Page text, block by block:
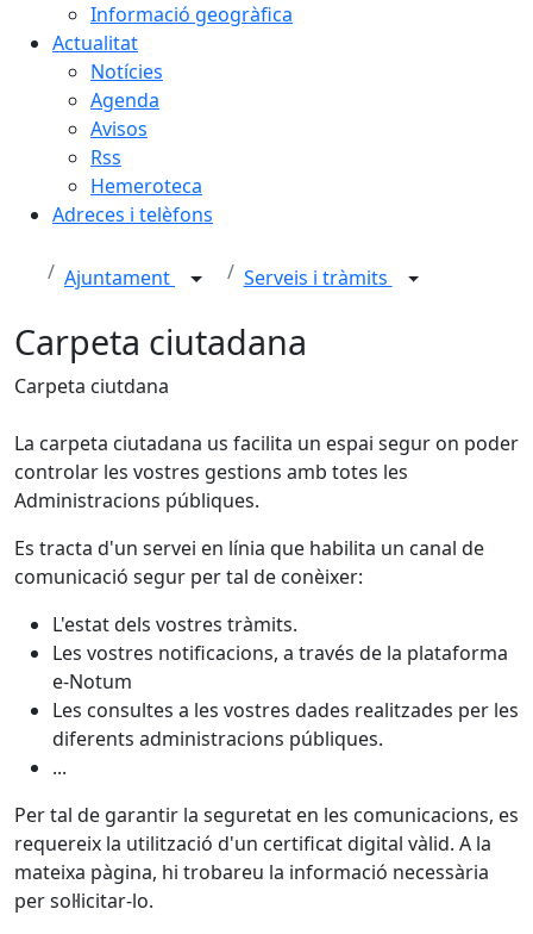
Informació geogràfica
Actualitat
Notícies
Agenda
Avisos
Rss
Hemeroteca
Adreces i telèfons
Ajuntament Serveis i tràmits
Carpeta ciutadana
Carpeta ciutdana
La carpeta ciutadana us facilita un espai segur on poder
controlar les vostres gestions amb totes les
Administracions públiques.
Es tracta d'un servei en línia que habilita un canal de
comunicació segur per tal de conèixer:
L'estat dels vostres tràmits.
Les vostres notificacions, a través de la plataforma
e-Notum
Les consultes a les vostres dades realitzades per les
diferents administracions públiques.
...
Per tal de garantir la seguretat en les comunicacions, es
requereix la utilització d'un certificat digital vàlid. A la
mateixa pàgina, hi trobareu la informació necessària
per sol·licitar-lo.